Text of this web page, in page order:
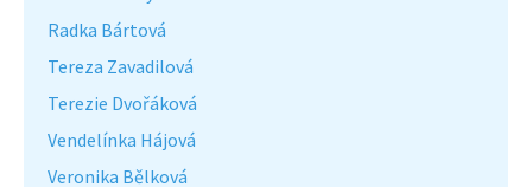
Radka Bártová
Tereza Zavadilová
Terezie Dvořáková
Vendelínka Hájová
Veronika Bělková